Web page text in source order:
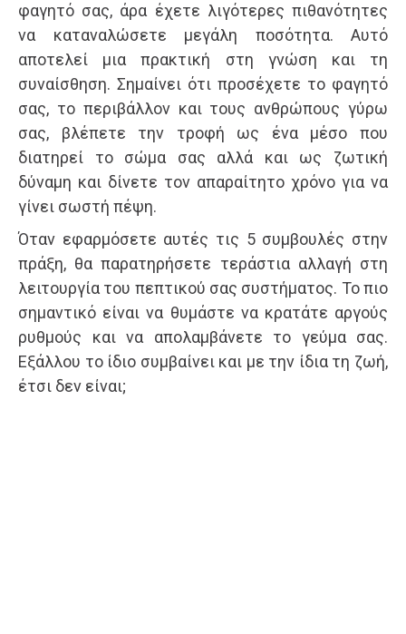
φαγητό σας, άρα έχετε λιγότερες πιθανότητες
να καταναλώσετε μεγάλη ποσότητα. Αυτό
αποτελεί μια πρακτική στη γνώση και τη
συναίσθηση. Σημαίνει ότι προσέχετε το φαγητό
σας, το περιβάλλον και τους ανθρώπους γύρω
σας, βλέπετε την τροφή ως ένα μέσο που
διατηρεί το σώμα σας αλλά και ως ζωτική
δύναμη και δίνετε τον απαραίτητο χρόνο για να
γίνει σωστή πέψη.
Όταν εφαρμόσετε αυτές τις 5 συμβουλές στην
πράξη, θα παρατηρήσετε τεράστια αλλαγή στη
λειτουργία του πεπτικού σας συστήματος. Το πιο
σημαντικό είναι να θυμάστε να κρατάτε αργούς
ρυθμούς και να απολαμβάνετε το γεύμα σας.
Εξάλλου το ίδιο συμβαίνει και με την ίδια τη ζωή,
έτσι δεν είναι;